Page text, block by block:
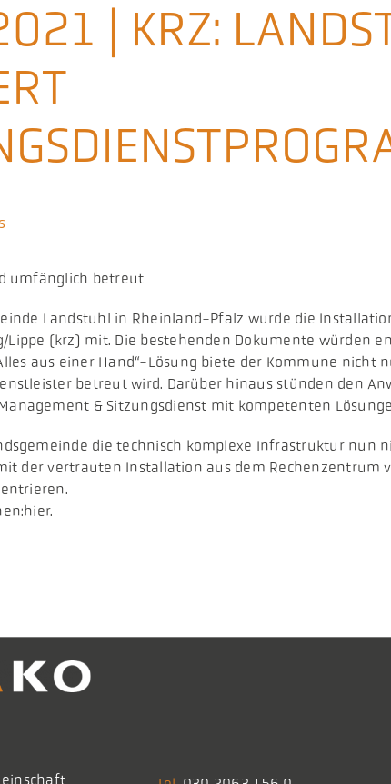
| KRZ:
umfänglich betreut
Landstuhl in Rheinland-Pfalz wurde die
Lippe (krz) mit. Die bestehenden Dokumente würden
aus einer Hand“-Lösung biete der Kommune
betreut wird. Darüber hinaus stünden den
& Sitzungsdienst mit kompetenten
die technisch komplexe Infrastruktur
der vertrauten Installation aus dem